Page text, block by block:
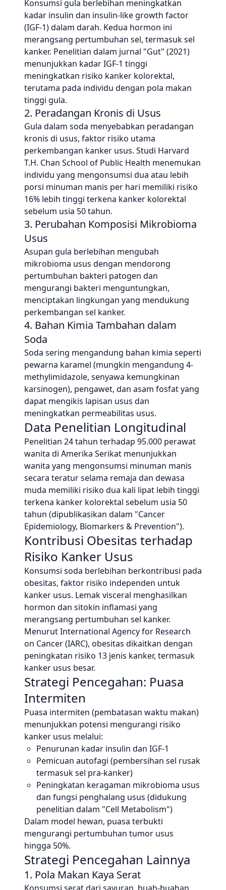
Konsumsi gula berlebihan meningkatkan
kadar insulin dan insulin-like growth factor
(IGF-1) dalam darah. Kedua hormon ini
merangsang pertumbuhan sel, termasuk sel
kanker. Penelitian dalam jurnal "Gut" (2021)
menunjukkan kadar IGF-1 tinggi
meningkatkan risiko kanker kolorektal,
terutama pada individu dengan pola makan
tinggi gula.
2. Peradangan Kronis di Usus
Gula dalam soda menyebabkan peradangan
kronis di usus, faktor risiko utama
perkembangan kanker usus. Studi Harvard
T.H. Chan School of Public Health menemukan
individu yang mengonsumsi dua atau lebih
porsi minuman manis per hari memiliki risiko
16% lebih tinggi terkena kanker kolorektal
sebelum usia 50 tahun.
3. Perubahan Komposisi Mikrobioma
Usus
Asupan gula berlebihan mengubah
mikrobioma usus dengan mendorong
pertumbuhan bakteri patogen dan
mengurangi bakteri menguntungkan,
menciptakan lingkungan yang mendukung
perkembangan sel kanker.
4. Bahan Kimia Tambahan dalam
Soda
Soda sering mengandung bahan kimia seperti
pewarna karamel (mungkin mengandung 4-
methylimidazole, senyawa kemungkinan
karsinogen), pengawet, dan asam fosfat yang
dapat mengikis lapisan usus dan
meningkatkan permeabilitas usus.
Data Penelitian Longitudinal
Penelitian 24 tahun terhadap 95.000 perawat
wanita di Amerika Serikat menunjukkan
wanita yang mengonsumsi minuman manis
secara teratur selama remaja dan dewasa
muda memiliki risiko dua kali lipat lebih tinggi
terkena kanker kolorektal sebelum usia 50
tahun (dipublikasikan dalam "Cancer
Epidemiology, Biomarkers & Prevention").
Kontribusi Obesitas terhadap
Risiko Kanker Usus
Konsumsi soda berlebihan berkontribusi pada
obesitas, faktor risiko independen untuk
kanker usus. Lemak visceral menghasilkan
hormon dan sitokin inflamasi yang
merangsang pertumbuhan sel kanker.
Menurut International Agency for Research
on Cancer (IARC), obesitas dikaitkan dengan
peningkatan risiko 13 jenis kanker, termasuk
kanker usus besar.
Strategi Pencegahan: Puasa
Intermiten
Puasa intermiten (pembatasan waktu makan)
menunjukkan potensi mengurangi risiko
kanker usus melalui:
Penurunan kadar insulin dan IGF-1
Pemicuan autofagi (pembersihan sel rusak
termasuk sel pra-kanker)
Peningkatan keragaman mikrobioma usus
dan fungsi penghalang usus (didukung
penelitian dalam "Cell Metabolism")
Dalam model hewan, puasa terbukti
mengurangi pertumbuhan tumor usus
hingga 50%.
Strategi Pencegahan Lainnya
1. Pola Makan Kaya Serat